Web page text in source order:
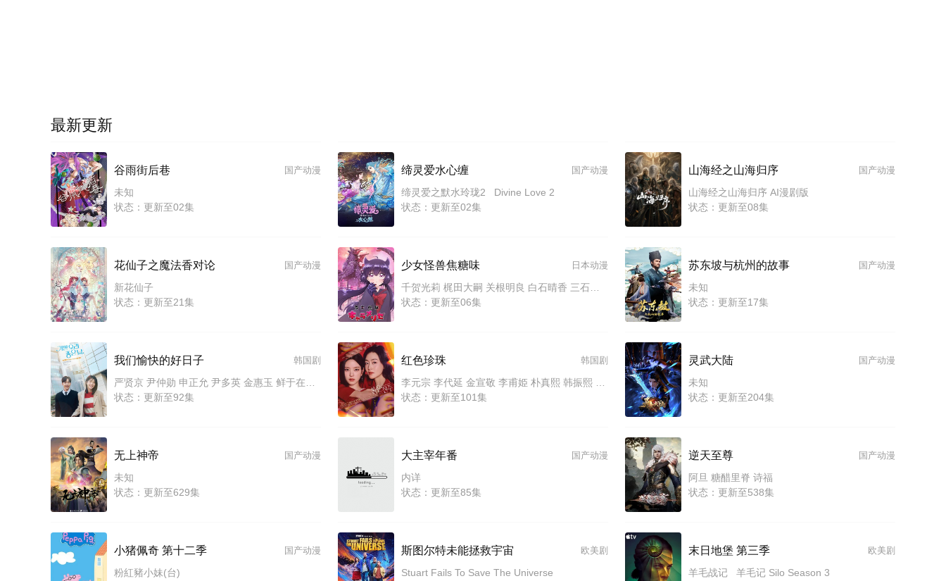
最新更新
国产动漫
谷雨街后巷
未知
状态：更新至02集
国产动漫
缔灵爱水心缠
缔灵爱之默水玲珑2 Divine Love 2
状态：更新至02集
国产动漫
山海经之山海归序
山海经之山海归序 AI漫剧版
状态：更新至08集
国产动漫
花仙子之魔法香对论
新花仙子
状态：更新至21集
日本动漫
少女怪兽焦糖味
状态：更新至06集
国产动漫
苏东坡与杭州的故事
未知
状态：更新至17集
韩国剧
我们愉快的好日子
状态：更新至92集
韩国剧
红色珍珠
状态：更新至101集
国产动漫
灵武大陆
未知
状态：更新至204集
国产动漫
无上神帝
未知
状态：更新至629集
国产动漫
大主宰年番
内详
状态：更新至85集
国产动漫
逆天至尊
阿旦 糖醋里脊 诗福
状态：更新至538集
国产动漫
小猪佩奇 第十二季
粉紅豬小妹(台)
欧美剧
斯图尔特未能拯救宇宙
Stuart Fails To Save The Universe
欧美剧
末日地堡 第三季
羊毛战记 羊毛记 Silo Season 3